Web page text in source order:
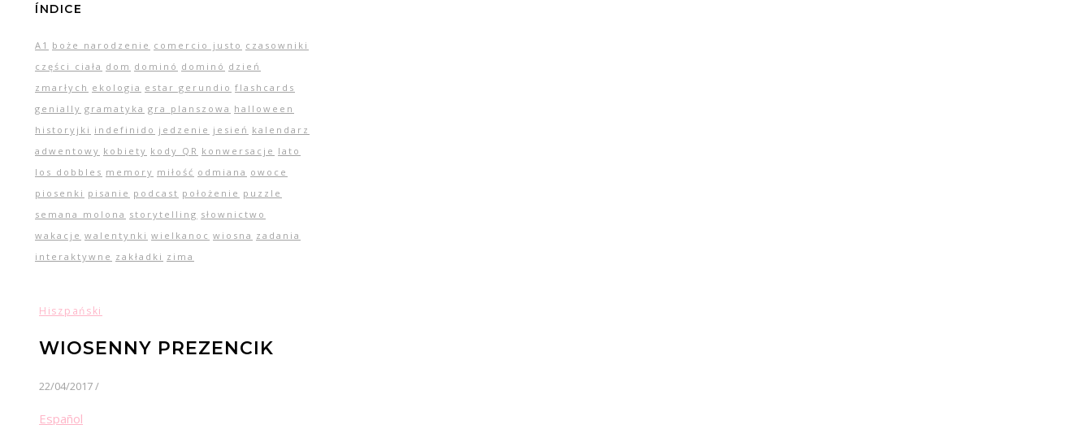
ÍNDICE
A1 boże narodzenie comercio justo czasowniki
części ciała dom dominó dominó dzień
zmarłych ekologia estar gerundio flashcards
genially gramatyka gra planszowa halloween
historyjki indefinido jedzenie jesień kalendarz
adwentowy kobiety kody QR konwersacje lato
los dobbles memory miłość odmiana owoce
piosenki pisanie podcast położenie puzzle
semana molona storytelling słownictwo
wakacje walentynki wielkanoc wiosna zadania
interaktywne zakładki zima
Hiszpański
WIOSENNY PREZENCIK
22/04/2017/
Español